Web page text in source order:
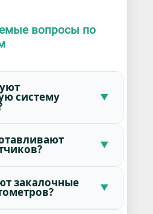
вопросы по
систему
закалочные